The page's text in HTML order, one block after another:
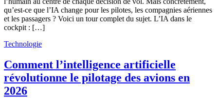
qu’est-ce que l’IA change pour les pilotes, les compagnies aériennes
et les passagers ? Voici un tour complet du sujet. L’IA dans le
cockpit : […]
Technologie
Comment l’intelligence artificielle
révolutionne le pilotage des avions en
2026